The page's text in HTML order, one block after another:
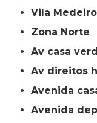
Vila
Zona Norte
av casa
av direitos
avenida
avenida